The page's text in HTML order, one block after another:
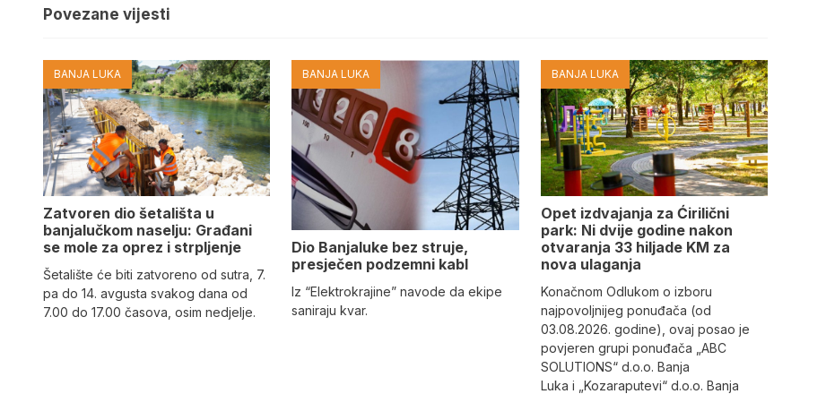
Povezane vijesti
BANJA LUKA
Zatvoren dio šetališta u
banjalučkom naselju: Građani
se mole za oprez i strpljenje
Šetalište će biti zatvoreno od sutra, 7.
pa do 14. avgusta svakog dana od
7.00 do 17.00 časova, osim nedjelje.
BANJA LUKA
Dio Banjaluke bez struje,
presječen podzemni kabl
Iz “Elektrokrajine” navode da ekipe
saniraju kvar.
BANJA LUKA
Opet izdvajanja za Ćirilični
park: Ni dvije godine nakon
otvaranja 33 hiljade KM za
nova ulaganja
Konačnom Odlukom o izboru
najpovoljnijeg ponuđača (od
03.08.2026. godine), ovaj posao je
povjeren grupi ponuđača „ABC
SOLUTIONS“ d.o.o. Banja
Luka i „Kozaraputevi“ d.o.o. Banja